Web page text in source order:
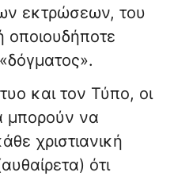
εκτρώσεων, του
και τον Τύπο, οι
μπορούν να
χριστιανική
ότι